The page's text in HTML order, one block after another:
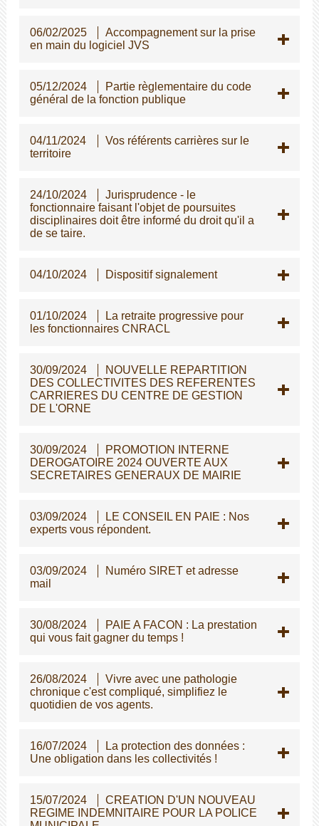
06/02/2025
Accompagnement sur la prise
en main du logiciel JVS
05/12/2024
Partie règlementaire du code
général de la fonction publique
04/11/2024
Vos référents carrières sur le
territoire
24/10/2024
Jurisprudence - le
fonctionnaire faisant l'objet de poursuites
disciplinaires doit être informé du droit qu'il a
de se taire.
04/10/2024 Dispositif signalement
01/10/2024
La retraite progressive pour
les fonctionnaires CNRACL
30/09/2024
NOUVELLE REPARTITION
DES COLLECTIVITES DES REFERENTES
CARRIERES DU CENTRE DE GESTION
DE L'ORNE
30/09/2024
PROMOTION INTERNE
DEROGATOIRE 2024 OUVERTE AUX
SECRETAIRES GENERAUX DE MAIRIE
03/09/2024
LE CONSEIL EN PAIE : Nos
experts vous répondent.
03/09/2024
Numéro SIRET et adresse
mail
30/08/2024
PAIE A FACON : La prestation
qui vous fait gagner du temps !
26/08/2024
Vivre avec une pathologie
chronique c'est compliqué, simplifiez le
quotidien de vos agents.
16/07/2024
La protection des données :
Une obligation dans les collectivités !
15/07/2024
CREATION D'UN NOUVEAU
REGIME INDEMNITAIRE POUR LA POLICE